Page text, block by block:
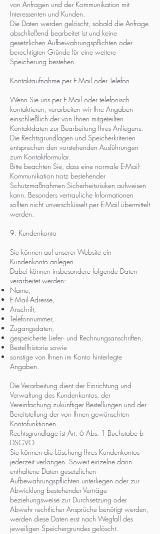
von Anfragen und der Kommunikation mit
Interessenten und Kunden.
Die Daten werden gelöscht, sobald die Anfrage
abschließend bearbeitet ist und keine
gesetzlichen Aufbewahrungspflichten oder
berechtigten Gründe für eine weitere
Speicherung bestehen.
Kontaktaufnahme per E-Mail oder Telefon
Wenn Sie uns per E-Mail oder telefonisch
kontaktieren, verarbeiten wir Ihre Angaben
einschließlich der von Ihnen mitgeteilten
Kontaktdaten zur Bearbeitung Ihres Anliegens.
Die Rechtsgrundlagen und Speicherkriterien
entsprechen den vorstehenden Ausführungen
zum Kontaktformular.
Bitte beachten Sie, dass eine normale E-Mail-
Kommunikation trotz bestehender
Schutzmaßnahmen Sicherheitsrisiken aufweisen
kann. Besonders vertrauliche Informationen
sollten nicht unverschlüsselt per E-Mail übermittelt
werden.
9. Kundenkonto
Sie können auf unserer Website ein
Kundenkonto anlegen.
Dabei können insbesondere folgende Daten
verarbeitet werden:
Name,
E-Mail-Adresse,
Anschrift,
Telefonnummer,
Zugangsdaten,
gespeicherte Liefer- und Rechnungsanschriften,
Bestellhistorie sowie
sonstige von Ihnen im Konto hinterlegte
Angaben.
Die Verarbeitung dient der Einrichtung und
Verwaltung des Kundenkontos, der
Vereinfachung zukünftiger Bestellungen und der
Bereitstellung der von Ihnen gewünschten
Kontofunktionen.
Rechtsgrundlage ist Art. 6 Abs. 1 Buchstabe b
DSGVO.
Sie können die Löschung Ihres Kundenkontos
jederzeit verlangen. Soweit einzelne darin
enthaltene Daten gesetzlichen
Aufbewahrungspflichten unterliegen oder zur
Abwicklung bestehender Verträge
beziehungsweise zur Durchsetzung oder
Abwehr rechtlicher Ansprüche benötigt werden,
werden diese Daten erst nach Wegfall des
jeweiligen Speichergrundes gelöscht.